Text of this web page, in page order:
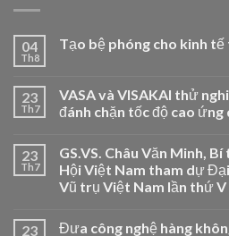
04
Th8
Tạo bệ phóng cho kinh
23
Th7
VASA và VISAKAI thử
đánh chặn tốc độ cao
23
Th7
GS.VS. Châu Văn Minh,
Hội Việt Nam tham dự
Vũ trụ Việt Nam lần thứ V
23
Đưa công nghệ hàng